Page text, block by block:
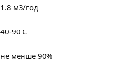
1.8 м3/год
40-90 C
не менше 90%